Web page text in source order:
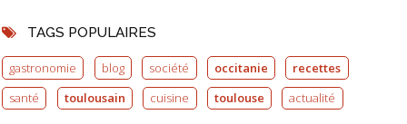
TAGS POPULAIRES
gastronomie blog société occitanie
recettes
santé
toulousain cuisine toulouse actualité